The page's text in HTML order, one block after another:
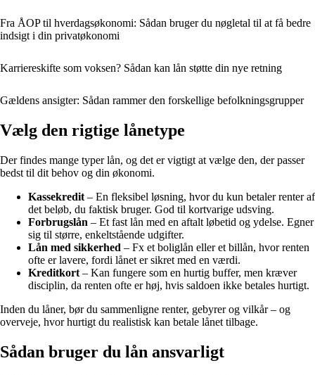
Fra ÅOP til hverdagsøkonomi: Sådan bruger du nøgletal til at få bedre
indsigt i din privatøkonomi
Karriereskifte som voksen? Sådan kan lån støtte din nye retning
Gældens ansigter: Sådan rammer den forskellige befolkningsgrupper
Vælg den rigtige lånetype
Der findes mange typer lån, og det er vigtigt at vælge den, der passer
bedst til dit behov og din økonomi.
Kassekredit – En fleksibel løsning, hvor du kun betaler renter af
det beløb, du faktisk bruger. God til kortvarige udsving.
Forbrugslån – Et fast lån med en aftalt løbetid og ydelse. Egner
sig til større, enkeltstående udgifter.
Lån med sikkerhed – Fx et boliglån eller et billån, hvor renten
ofte er lavere, fordi lånet er sikret med en værdi.
Kreditkort – Kan fungere som en hurtig buffer, men kræver
disciplin, da renten ofte er høj, hvis saldoen ikke betales hurtigt.
Inden du låner, bør du sammenligne renter, gebyrer og vilkår – og
overveje, hvor hurtigt du realistisk kan betale lånet tilbage.
Sådan bruger du lån ansvarligt